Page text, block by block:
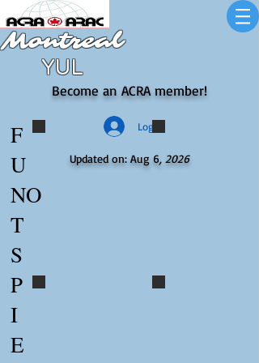
Montreal
YUL
Become an ACRA member!
Log In
Updated on: Aug 6, 2026
funspiel 2019 (7)
F
U
NO
T
S
P
I
E